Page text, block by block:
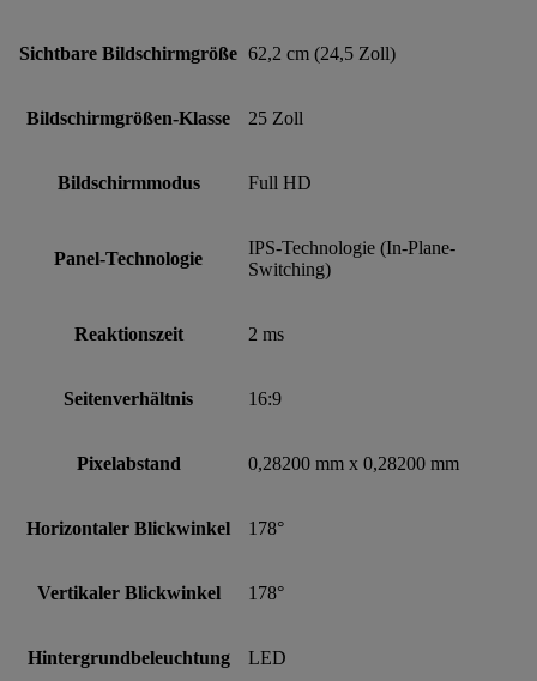
Sichtbare Bildschirmgröße 62,2 cm (24,5 Zoll)
Bildschirmgrößen-Klasse 25 Zoll
Bildschirmmodus Full HD
Panel-Technologie
IPS-Technologie (In-Plane-
Switching)
Reaktionszeit 2 ms
Seitenverhältnis 16:9
Pixelabstand 0,28200 mm x 0,28200 mm
Horizontaler Blickwinkel 178°
Vertikaler Blickwinkel 178°
Hintergrundbeleuchtung LED